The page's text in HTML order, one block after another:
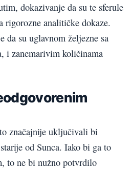
dokazivanje da su te sferule
rigorozne analitičke dokaze.
da su uglavnom željezne sa
i zanemarivim količinama
značajnije uključivali bi
od Sunca. Iako bi ga to
to ne bi nužno potvrdilo